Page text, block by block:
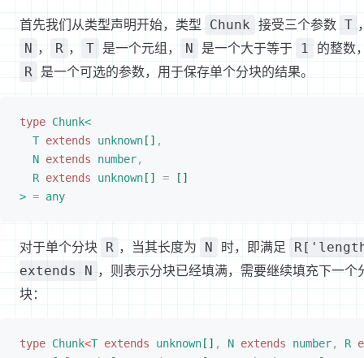
首先我们从类型声明开始，类型 Chunk 接受三个参数 T
N ， R ， T 是一个元组， N 是一个大于等于 1 的整数
R 是一个可选的参数，用于保存单个分块的结果。
type Chunk<
T extends unknown [ ] ,
N extends number,
R extends unknown [ ] = [ ]
> = any
对于单个分块 R ，当其长度为 N 时，即满足
extends N ，则表示分块已经填满，需要继续填充下一个
块：
type Chunk<T extends unknown [ ] , N extends number, R